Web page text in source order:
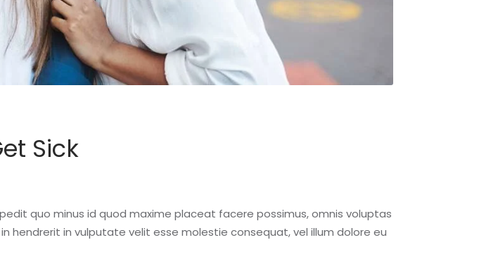
Sick
quo minus id quod maxime placeat facere possimus, omnis voluptas
hendrerit in vulputate velit esse molestie consequat, vel illum dolore eu